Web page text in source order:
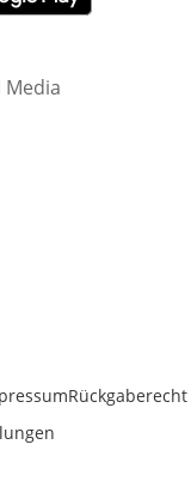
Fenster
Media
FensterFenster
FensterFenster
Rückgaberecht